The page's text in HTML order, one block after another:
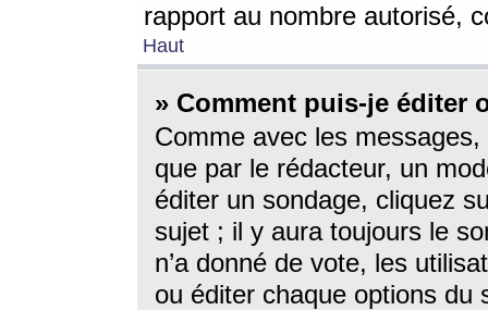
rapport au nombre autorisé,
Haut
» Comment puis-je éditer
Comme avec les
que par le rédacteur, un
éditer un sondage, cliquez
sujet ; il y aura toujours le
n’a donné de vote, les
ou éditer chaque options du